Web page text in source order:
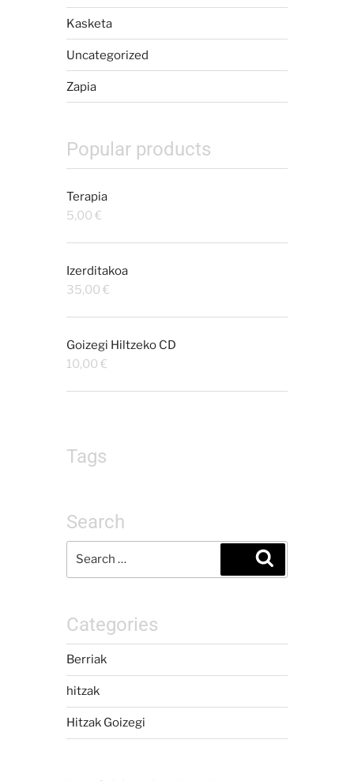
Kasketa
Uncategorized
Zapia
Popular products
Terapia
5,00 €
Izerditakoa
35,00 €
Goizegi Hiltzeko CD
10,00 €
Tags
Search
Categories
Berriak
hitzak
Hitzak Goizegi